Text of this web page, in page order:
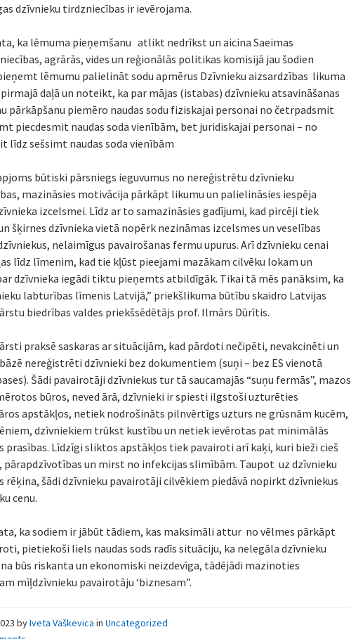
dzīvnieku tirdzniecības ir ievērojama.
ka lēmuma pieņemšanu atlikt nedrīkst un aicina Saeimas
agrārās, vides un reģionālās politikas komisijā jau šodien
lēmumu palielināt sodu apmērus Dzīvnieku aizsardzības likuma
daļā un noteikt, ka par mājas (istabas) dzīvnieku atsavināšanas
pārkāpšanu piemēro naudas sodu fiziskajai personai no četrpadsmit
piecdesmit naudas soda vienībām, bet juridiskajai personai – no
līdz sešsimt naudas soda vienībām
būtiski pārsniegs ieguvumus no nereģistrētu dzīvnieku
mazināsies motivācija pārkāpt likumu un palielināsies iespēja
izcelsmei. Līdz ar to samazināsies gadījumi, kad pircēji tiek
šķirnes dzīvnieka vietā nopērk nezināmas izcelsmes un veselības
nelaimīgus pavairošanas fermu upurus. Arī dzīvnieku cenai
līdz līmenim, kad tie kļūst pieejami mazākam cilvēku lokam un
dzīvnieka iegādi tiktu pieņemts atbildīgāk. Tikai tā mēs panāksim, ka
labturības līmenis Latvijā,” priekšlikuma būtību skaidro Latvijas
biedrības valdes priekšsēdētājs prof. Ilmārs Dūrītis.
praksē saskaras ar situācijām, kad pārdoti nečipēti, nevakcinēti un
nereģistrēti dzīvnieki bez dokumentiem (suņi – bez ES vienotā
Šādi pavairotāji dzīvniekus tur tā saucamajās “suņu fermās”, mazos
būros, neved ārā, dzīvnieki ir spiesti ilgstoši uzturēties
apstākļos, netiek nodrošināts pilnvērtīgs uzturs ne grūsnām kucēm,
dzīvniekiem trūkst kustību un netiek ievērotas pat minimālās
prasības. Līdzīgi sliktos apstākļos tiek pavairoti arī kaķi, kuri bieži cieš
pārapdzīvotības un mirst no infekcijas slimībām. Taupot uz dzīvnieku
rēķina, šādi dzīvnieku pavairotāji cilvēkiem piedāvā nopirkt dzīvniekus
cenu.
ka sodiem ir jābūt tādiem, kas maksimāli attur no vēlmes pārkāpt
pietiekoši liels naudas sods radīs situāciju, ka nelegāla dzīvnieku
būs riskanta un ekonomiski neizdevīga, tādējādi mazinoties
mīļdzīvnieku pavairotāju ‘biznesam”.
byIveta Vaškevica inUncategorized